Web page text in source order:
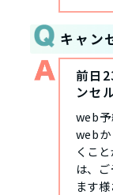
キャン
前日
ンセ
web予
webか
くこ
は、
ます